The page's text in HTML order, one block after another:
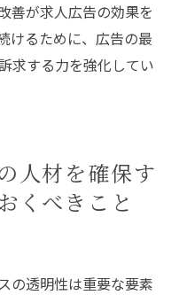
善が求人広告の効果を
けるために、広告の最
求する力を強化してい
人材を確保す
くべきこと
の透明性は重要な要素